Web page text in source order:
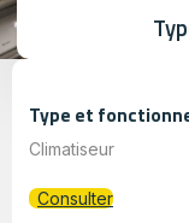
Type et
Climatiseur
Consulter